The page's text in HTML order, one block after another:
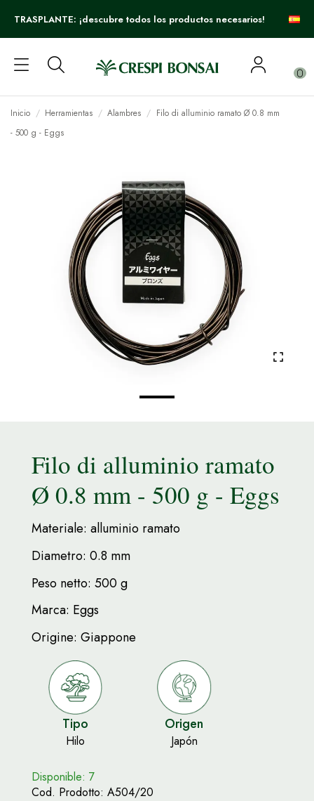
TRASPLANTE: ¡descubre todos los productos necesarios!
0
Inicio Herramientas Alambres
Filo di alluminio ramato Ø 0.8 mm
- 500 g - Eggs
Filo di alluminio ramato
Ø 0.8 mm - 500 g - Eggs
Materiale: alluminio ramato
Diametro: 0.8 mm
Peso netto: 500 g
Marca: Eggs
Origine: Giappone
Tipo
Hilo
Origen
Japón
Disponible: 7
Cod. Prodotto: A504/20